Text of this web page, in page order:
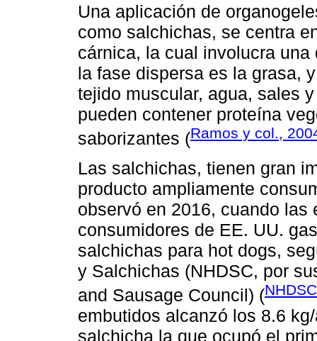
Una aplicación de
como salchichas, se centra
cárnica, la cual involucra
la fase dispersa es la grasa,
tejido muscular, agua, sales
pueden contener proteína
saborizantes (Ramos y col.,
Las salchichas, tienen gran
producto ampliamente
observó en 2016, cuando
consumidores de EE. UU.
salchichas para hot dogs,
y Salchichas (NHDSC, por
and Sausage Council) (
embutidos alcanzó los 8.6
salchicha la que ocupó el